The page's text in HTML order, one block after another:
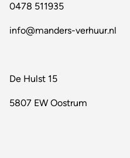
0478 511935
info@manders-verhuur.nl
De Hulst 15
5807 EW Oostrum